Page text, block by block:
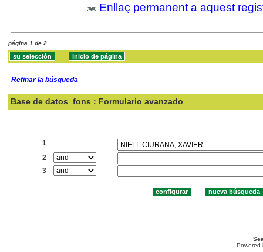
Enllaç permanent a aquest
página 1 de 2
Refinar la búsqueda
Base de datos fons : Formulario avanzado
1
2
3